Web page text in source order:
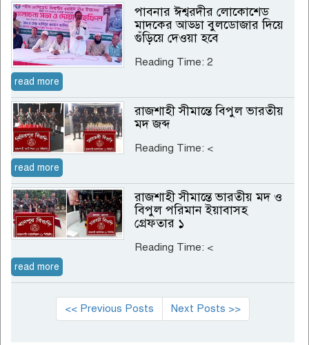
পাবনার ঈশ্বরদীর লোকোশেড
মাদকের আড্ডা বুলডোজার দিয়ে
গুঁড়িয়ে দেওয়া হবে
Reading Time:2
read more
রাজশাহী সীমান্তে বিপুল ভারতীয়
মদ জব্দ
Reading Time: <
read more
রাজশাহী সীমান্তে ভারতীয় মদ ও
বিপুল পরিমান ইয়াবাসহ
গ্রেফতার ১
Reading Time: <
read more
<< Previous Posts Next Posts >>